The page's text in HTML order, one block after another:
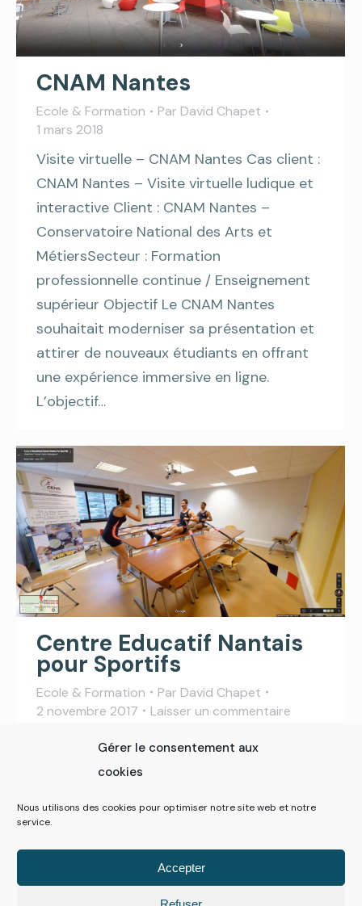
Gérer le consentement aux
cookies
Nous utilisons des cookies pour optimiser notre site web et notre
service.
Accepter
CNAM Nantes
Ecole & Formation Par David Chapet
1 mars 2018
Visite virtuelle – CNAM Nantes Cas client :
CNAM Nantes – Visite virtuelle ludique et
interactive Client : CNAM Nantes –
Conservatoire National des Arts et
MétiersSecteur : Formation
professionnelle continue / Enseignement
supérieur Objectif Le CNAM Nantes
souhaitait moderniser sa présentation et
attirer de nouveaux étudiants en offrant
une expérience immersive en ligne.
L’objectif…
Centre Educatif Nantais
pour Sportifs
Ecole & Formation Par David Chapet
2 novembre 2017
Laisser un commentaire
Visite virtuelle CENS de l’école Centre
Educatif Nantais pour Sportifs
← 1 2